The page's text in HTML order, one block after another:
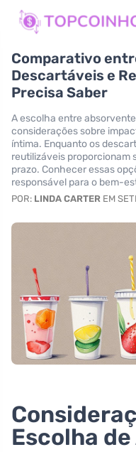
Comparativo
Descartáveis e
Precisa Saber
A escolha entre
considerações sobre
íntima. Enquanto os
reutilizáveis proporcionam
prazo. Conhecer essas
responsável para o bem-
POR: LINDA CARTER EM
Escolha